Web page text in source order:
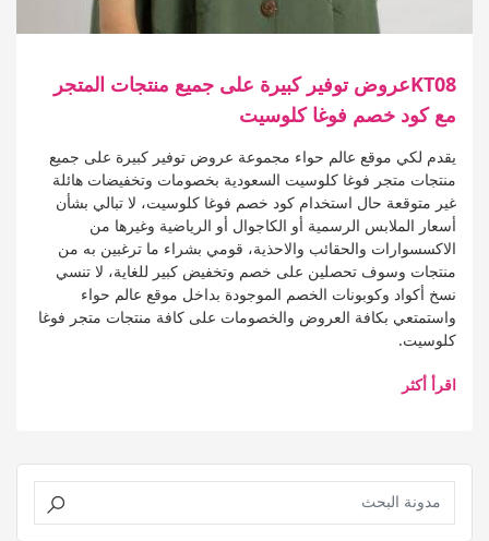
KT08عروض توفير كبيرة على جميع منتجات المتجر
مع كود خصم فوغا كلوسيت
يقدم لكي موقع عالم حواء مجموعة عروض توفير كبيرة على جميع
منتجات متجر فوغا كلوسيت السعودية بخصومات وتخفيضات هائلة
غير متوقعة حال استخدام كود خصم فوغا كلوسيت، لا تبالي بشأن
أسعار الملابس الرسمية أو الكاجوال أو الرياضية وغيرها من
الاكسسوارات والحقائب والاحذية، قومي بشراء ما ترغبين به من
منتجات وسوف تحصلين على خصم وتخفيض كبير للغاية، لا تنسي
نسخ أكواد وكوبونات الخصم الموجودة بداخل موقع عالم حواء
واستمتعي بكافة العروض والخصومات على كافة منتجات متجر فوغا
كلوسيت.
اقرأ أكثر